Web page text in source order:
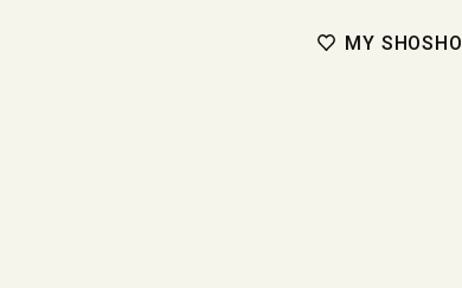
MY SHOSHO